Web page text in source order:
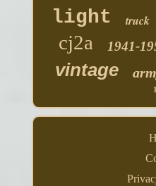
light truck
cj2a 1941-
vintage